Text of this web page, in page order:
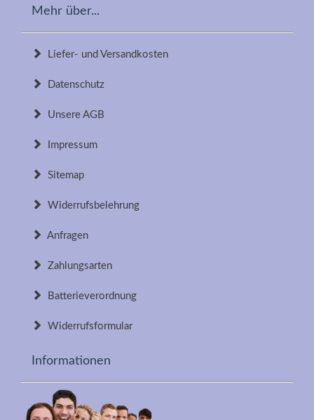
Mehr über...
Liefer- und Versandkosten
Datenschutz
Unsere AGB
Impressum
Sitemap
Widerrufsbelehrung
Anfragen
Zahlungsarten
Batterieverordnung
Widerrufsformular
Informationen